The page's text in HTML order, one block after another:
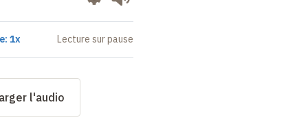
1x Lecture sur pause
l'audio